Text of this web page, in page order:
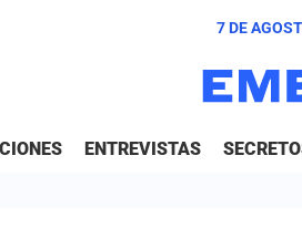
7 DE
ENTREVISTAS